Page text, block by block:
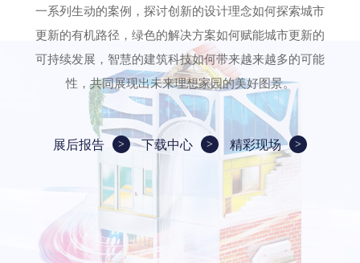
一系列生动的案例，探讨创新的设计理念如何探索城市
更新的有机路径，绿色的解决方案如何赋能城市更新的
可持续发展，智慧的建筑科技如何带来越来越多的可能
性，共同展现出未来理想家园的美好图景。
展后报告 下载中心 精彩现场